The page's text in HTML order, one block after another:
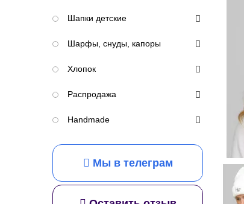
Шапки детские
Шарфы, снуды, капоры
Хлопок
Распродажа
Handmade
Мы в телеграм